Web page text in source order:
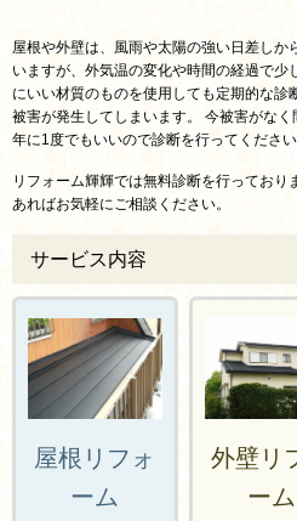
屋根や外壁は、風雨や太陽の強い日差しか
いますが、外気温の変化や時間の経過で少
にいい材質のものを使用しても定期的な診
被害が発生してしまいます。 今被害がな
年に1度でもいいので診断を行ってください
リフォーム輝輝では無料診断を行ってお
あればお気軽にご相談ください。
サービス内容
屋根リフォ
ーム
外壁リ
ーム